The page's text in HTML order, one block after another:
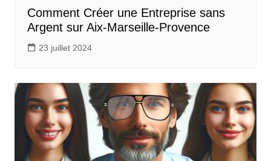
Comment Créer une Entreprise sans
Argent sur Aix-Marseille-Provence
23 juillet 2024